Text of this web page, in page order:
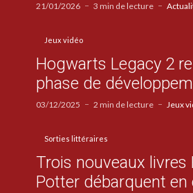
21/01/2026 3 min de lecture
Jeux vidéo
Hogwarts Legacy 2
phase de
03/12/2025 2 min de lecture Jeux
Sorties littéraires
Trois nouveaux livres
Potter débarquent en